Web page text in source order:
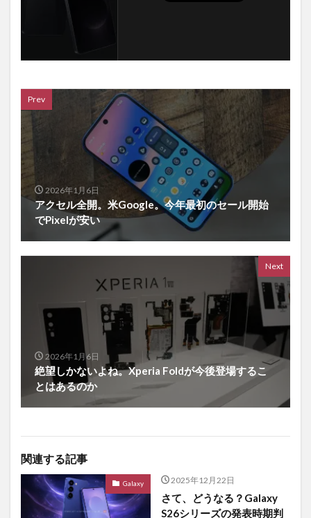
Prev
2026年1月6日
アクセル全開。米Google。今年最初のセール開始
でPixelが安い
Next
2026年1月6日
絶望しかないよね。Xperia Foldが今後登場するこ
とはあるのか
関連する記事
Galaxy 2025年12月22日
さて、どうなる？Galaxy
S26シリーズの発表時期判